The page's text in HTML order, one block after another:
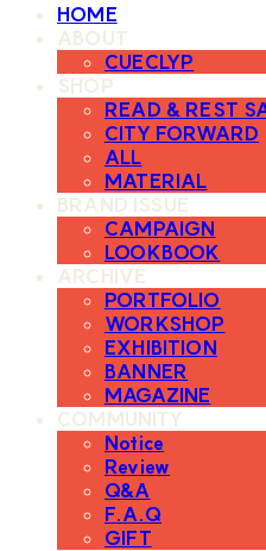
HOME
ABOUT
CUECLYP
SHOP
READ & REST
CITY FORWARD
ALL
MATERIAL
BRAND ISSUE
CAMPAIGN
LOOKBOOK
ARCHIVE
PORTFOLIO
WORKSHOP
EXHIBITION
BANNER
MAGAZINE
COMMUNITY
Notice
Review
Q&A
F.A.Q
GIFT